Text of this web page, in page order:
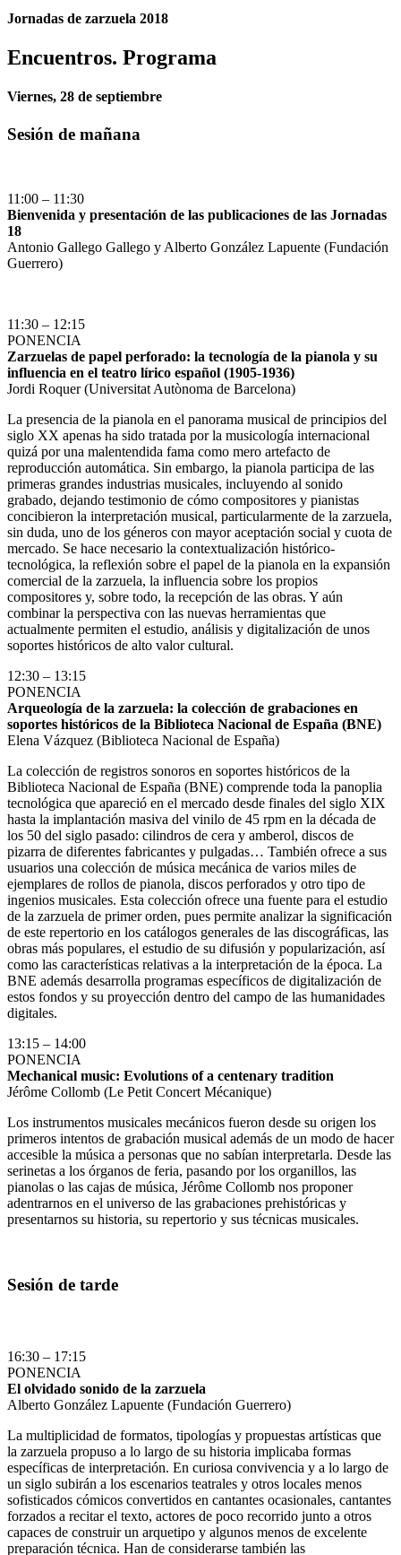
Jornadas de zarzuela 2018
Encuentros. Programa
Viernes, 28 de septiembre
Sesión de mañana
11:00 – 11:30
Bienvenida y presentación de las publicaciones de las Jornadas
18
Antonio Gallego Gallego y Alberto González Lapuente (Fundación
Guerrero)
11:30 – 12:15
PONENCIA
Zarzuelas de papel perforado: la tecnología de la pianola y su
influencia en el teatro lírico español (1905-1936)
Jordi Roquer (Universitat Autònoma de Barcelona)
La presencia de la pianola en el panorama musical de principios del
siglo XX apenas ha sido tratada por la musicología internacional
quizá por una malentendida fama como mero artefacto de
reproducción automática. Sin embargo, la pianola participa de las
primeras grandes industrias musicales, incluyendo al sonido
grabado, dejando testimonio de cómo compositores y pianistas
concibieron la interpretación musical, particularmente de la zarzuela,
sin duda, uno de los géneros con mayor aceptación social y cuota de
mercado. Se hace necesario la contextualización histórico-
tecnológica, la reflexión sobre el papel de la pianola en la expansión
comercial de la zarzuela, la influencia sobre los propios
compositores y, sobre todo, la recepción de las obras. Y aún
combinar la perspectiva con las nuevas herramientas que
actualmente permiten el estudio, análisis y digitalización de unos
soportes históricos de alto valor cultural.
12:30 – 13:15
PONENCIA
Arqueología de la zarzuela: la colección de grabaciones en
soportes históricos de la Biblioteca Nacional de España (BNE)
Elena Vázquez (Biblioteca Nacional de España)
La colección de registros sonoros en soportes históricos de la
Biblioteca Nacional de España (BNE) comprende toda la panoplia
tecnológica que apareció en el mercado desde finales del siglo XIX
hasta la implantación masiva del vinilo de 45 rpm en la década de
los 50 del siglo pasado: cilindros de cera y amberol, discos de
pizarra de diferentes fabricantes y pulgadas… También ofrece a sus
usuarios una colección de música mecánica de varios miles de
ejemplares de rollos de pianola, discos perforados y otro tipo de
ingenios musicales. Esta colección ofrece una fuente para el estudio
de la zarzuela de primer orden, pues permite analizar la significación
de este repertorio en los catálogos generales de las discográficas, las
obras más populares, el estudio de su difusión y popularización, así
como las características relativas a la interpretación de la época. La
BNE además desarrolla programas específicos de digitalización de
estos fondos y su proyección dentro del campo de las humanidades
digitales.
13:15 – 14:00
PONENCIA
Mechanical music: Evolutions of a centenary tradition
Jérôme Collomb (Le Petit Concert Mécanique)
Los instrumentos musicales mecánicos fueron desde su origen los
primeros intentos de grabación musical además de un modo de hacer
accesible la música a personas que no sabían interpretarla. Desde las
serinetas a los órganos de feria, pasando por los organillos, las
pianolas o las cajas de música, Jérôme Collomb nos proponer
adentrarnos en el universo de las grabaciones prehistóricas y
presentarnos su historia, su repertorio y sus técnicas musicales.
Sesión de tarde
16:30 – 17:15
PONENCIA
El olvidado sonido de la zarzuela
Alberto González Lapuente (Fundación Guerrero)
La multiplicidad de formatos, tipologías y propuestas artísticas que
la zarzuela propuso a lo largo de su historia implicaba formas
específicas de interpretación. En curiosa convivencia y a lo largo de
un siglo subirán a los escenarios teatrales y otros locales menos
sofisticados cómicos convertidos en cantantes ocasionales, cantantes
forzados a recitar el texto, actores de poco recorrido junto a otros
capaces de construir un arquetipo y algunos menos de excelente
preparación técnica. Han de considerarse también las